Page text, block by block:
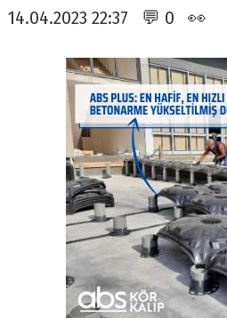
14.04.2023 22:37 💬 0 👀